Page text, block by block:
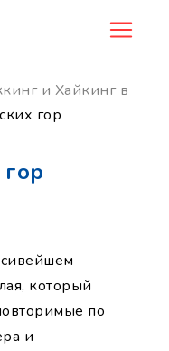
и Хайкинг в
гор
который
по
и